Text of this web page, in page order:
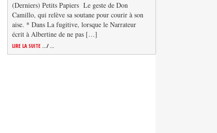
(Derniers) Petits Papiers Le geste de Don
Camillo, qui relève sa soutane pour courir à son
aise. * Dans La fugitive, lorsque le Narrateur
écrit à Albertine de ne pas […]
LIRE LA SUITE .../ ...